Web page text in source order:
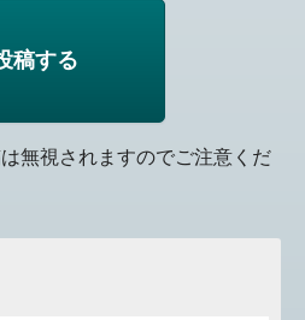
無視されますのでご注意くだ